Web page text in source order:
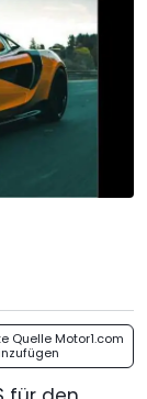
Quelle Motor1.com